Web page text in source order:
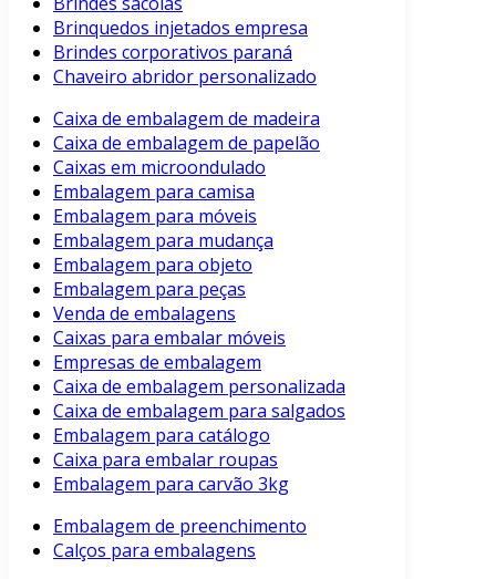
Brinquedos injetados empresa
Brindes corporativos paraná
Chaveiro abridor personalizado
Caixa de embalagem de madeira
Caixa de embalagem de papelão
Caixas em microondulado
Embalagem para camisa
Embalagem para móveis
Embalagem para mudança
Embalagem para objeto
Embalagem para peças
Venda de embalagens
Caixas para embalar móveis
Empresas de embalagem
Caixa de embalagem personalizada
Caixa de embalagem para salgados
Embalagem para catálogo
Caixa para embalar roupas
Embalagem para carvão 3kg
Embalagem de preenchimento
Calços para embalagens